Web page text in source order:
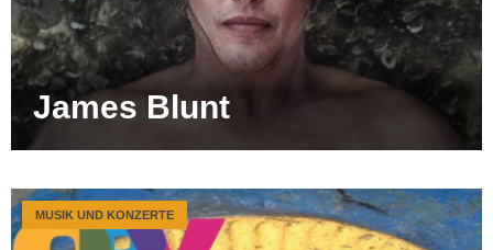
James Blunt
MUSIK UND KONZERTE